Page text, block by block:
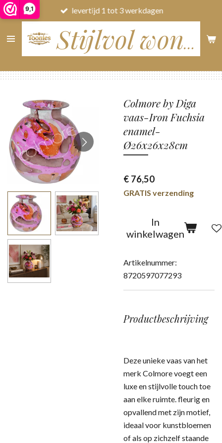
9,1
Ga
direct
naar
Stijlvol wonen
levertijd 1 tot 3 werkdagen
Colmore by Diga
vaas-Iron Fuchsia
enamel-
Ø26x26x28cm
€ 76,50
GRATIS verzending
In
winkelwagen
Artikelnummer:
8720597077293
Productbeschrijving
Deze unieke vaas van het
merk Colmore voegt een
luxe en stijlvolle touch toe
aan elke ruimte. fleurig en
opvallend met zijn motief,
ideaal voor kunstbloemen
of als op zichzelf staande